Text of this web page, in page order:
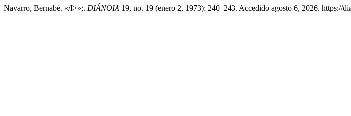
Navarro, Bernabé. «/I>»;. DIÁNOIA 19, no. 19 (enero 2, 1973): 240–243. Accedido agosto 6, 2026. https://